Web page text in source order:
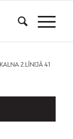
2.LĪNIJĀ 41